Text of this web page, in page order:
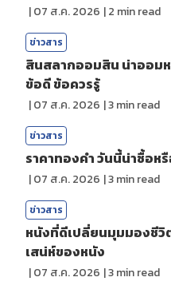
|07 ส.ค. 2026 |2 min read
ข่าวสาร
สินสลากออมสิน น่าออมห
ข้อดี ข้อควรรู้
|07 ส.ค. 2026 |3min read
ข่าวสาร
ราคาทองคํา วันนี้น่าซื้อห
|07 ส.ค. 2026 |3min read
ข่าวสาร
หนังที่ดีเปลี่ยนมุมมองชีวิต
เสน่ห์ของหนัง
|07 ส.ค. 2026 |3min read